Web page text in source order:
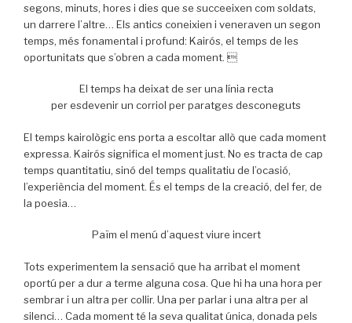
segons, minuts, hores i dies que se succeeixen com soldats,
un darrere l’altre… Els antics coneixien i veneraven un segon
temps, més fonamental i profund: Kairós, el temps de les
oportunitats que s’obren a cada moment. 
El temps ha deixat de ser una línia recta
per esdevenir un corriol per paratges desconeguts
El temps kairològic ens porta a escoltar allò que cada moment
expressa. Kairós significa el moment just. No es tracta de cap
temps quantitatiu, sinó del temps qualitatiu de l’ocasió,
l’experiència del moment. És el temps de la creació, del fer, de
la poesia…
Païm el menú d’aquest viure incert
Tots experimentem la sensació que ha arribat el moment
oportú per a dur a terme alguna cosa. Que hi ha una hora per
sembrar i un altra per collir. Una per parlar i una altra per al
silenci… Cada moment té la seva qualitat única, donada pels